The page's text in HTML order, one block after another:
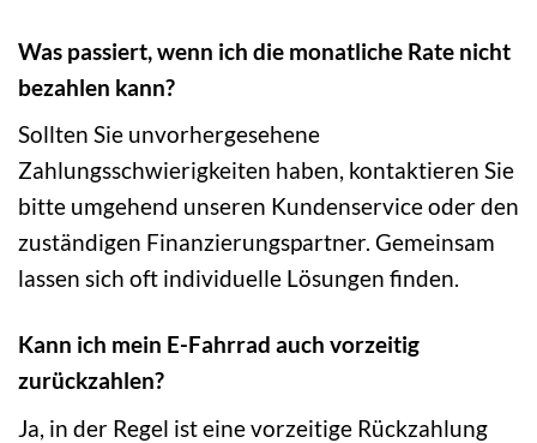
Was passiert, wenn ich die monatliche Rate nicht
bezahlen kann?
Sollten Sie unvorhergesehene
Zahlungsschwierigkeiten haben, kontaktieren Sie
bitte umgehend unseren Kundenservice oder den
zuständigen Finanzierungspartner. Gemeinsam
lassen sich oft individuelle Lösungen finden.
Kann ich mein E-Fahrrad auch vorzeitig
zurückzahlen?
Ja, in der Regel ist eine vorzeitige Rückzahlung